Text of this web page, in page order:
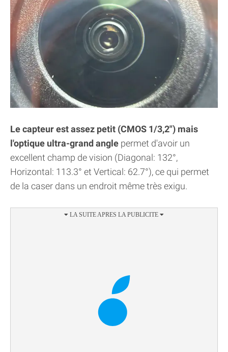
Le capteur est assez petit (CMOS 1/3,2") mais
l'optique ultra-grand angle permet d'avoir un
excellent champ de vision (Diagonal: 132°,
Horizontal: 113.3° et Vertical: 62.7°), ce qui permet
de la caser dans un endroit même très exigu.